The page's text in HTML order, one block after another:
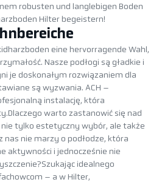
robusten und langlebigen Boden
Hilter begeistern!
eine hervorragende Wahl,
Nasze podłogi są gładkie i
je doskonałym rozwiązaniem dla
są wyzwania. ACH –
instalację, która
warto zastanowić się nad
nie tylko estetyczny wybór, ale także
nas nie marzy o podłodze, która
aktywności i jednocześnie nie
idealnego
– a w Hilter,